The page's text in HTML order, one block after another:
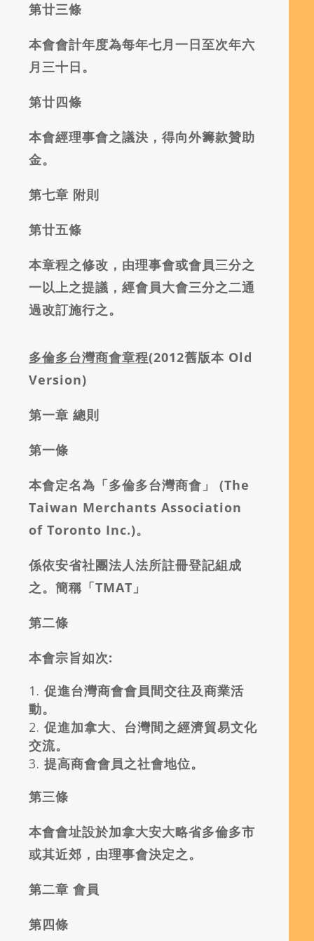
第廿三條
本會會計年度為每年七月一日至次年六
月三十日。
第廿四條
本會經理事會之議決，得向外籌款贊助
金。
第七章 附則
第廿五條
本章程之修改，由理事會或會員三分之
一以上之提議，經會員大會三分之二通
過改訂施行之。
多倫多台灣商會章程(2012舊版本 Old
Version)
第一章 總則
第一條
本會定名為「多倫多台灣商會」
(The
Taiwan Merchants Association
of Toronto Inc.)。
係依安省社團法人法所註冊登記組成
之。簡稱「TMAT」
第二條
本會宗旨如次:
促進台灣商會會員間交往及商業活
動。
促進加拿大、台灣間之經濟貿易文化
交流。
提高商會會員之社會地位。
第三條
本會會址設於加拿大安大略省多倫多市
或其近郊，由理事會決定之。
第二章 會員
第四條